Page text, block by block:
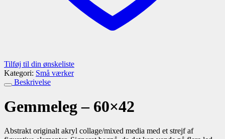
Tilføj til din ønskeliste
Kategori: Små værker
Beskrivelse
Gemmeleg – 60×42
Abstrakt originalt akryl collage/mixed media med et strejf af